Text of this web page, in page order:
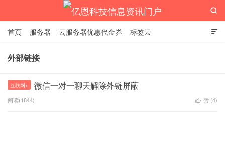
亿恩科技信息资讯门户

首页 服务器 云服务器优惠代金券 标签云

外部链接
互联网+ 微信一对一聊天解除外链屏蔽
阅读(1844)  赞 (4)